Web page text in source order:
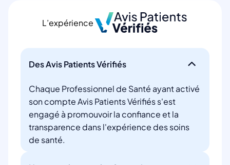
L’expérience
Des Avis Patients Vérifiés
Chaque Professionnel de Santé ayant activé
son compte Avis Patients Vérifiés s'est
engagé à promouvoir la confiance et la
transparence dans l'expérience des soins
de santé.